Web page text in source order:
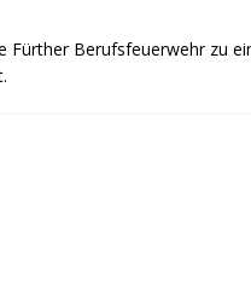
Fürther Berufsfeuerwehr zu